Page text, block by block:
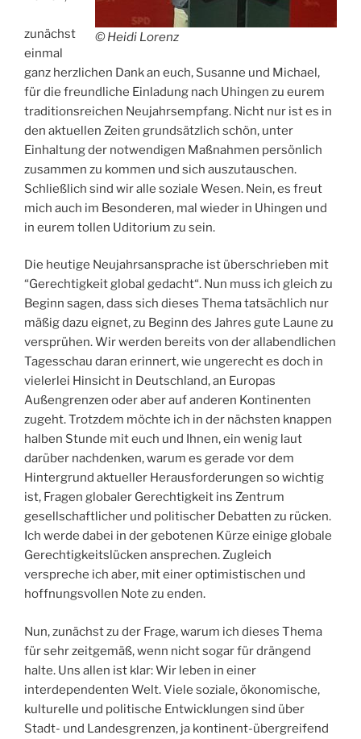
© Heidi Lorenz
zunächst
einmal
ganz herzlichen Dank an euch, Susanne und Michael,
für die freundliche Einladung nach Uhingen zu eurem
traditionsreichen Neujahrsempfang. Nicht nur ist es in
den aktuellen Zeiten grundsätzlich schön, unter
Einhaltung der notwendigen Maßnahmen persönlich
zusammen zu kommen und sich auszutauschen.
Schließlich sind wir alle soziale Wesen. Nein, es freut
mich auch im Besonderen, mal wieder in Uhingen und
in eurem tollen Uditorium zu sein.
Die heutige Neujahrsansprache ist überschrieben mit
“Gerechtigkeit global gedacht“. Nun muss ich gleich zu
Beginn sagen, dass sich dieses Thema tatsächlich nur
mäßig dazu eignet, zu Beginn des Jahres gute Laune zu
versprühen. Wir werden bereits von der allabendlichen
Tagesschau daran erinnert, wie ungerecht es doch in
vielerlei Hinsicht in Deutschland, an Europas
Außengrenzen oder aber auf anderen Kontinenten
zugeht. Trotzdem möchte ich in der nächsten knappen
halben Stunde mit euch und Ihnen, ein wenig laut
darüber nachdenken, warum es gerade vor dem
Hintergrund aktueller Herausforderungen so wichtig
ist, Fragen globaler Gerechtigkeit ins Zentrum
gesellschaftlicher und politischer Debatten zu rücken.
Ich werde dabei in der gebotenen Kürze einige globale
Gerechtigkeitslücken ansprechen. Zugleich
verspreche ich aber, mit einer optimistischen und
hoffnungsvollen Note zu enden.
Nun, zunächst zu der Frage, warum ich dieses Thema
für sehr zeitgemäß, wenn nicht sogar für drängend
halte. Uns allen ist klar: Wir leben in einer
interdependenten Welt. Viele soziale, ökonomische,
kulturelle und politische Entwicklungen sind über
Stadt- und Landesgrenzen, ja kontinent-übergreifend